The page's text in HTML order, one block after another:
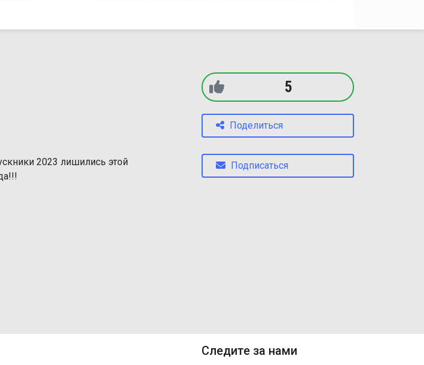
2023 лишились этой
5
Поделиться
Подписаться
Следите за нами